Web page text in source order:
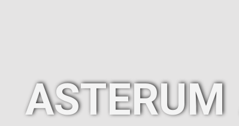
ASTERUM